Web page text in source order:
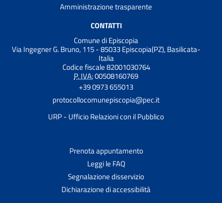
Amministrazione trasparente
CONTATTI
Comune di Episcopia
Via Ingegner G. Bruno, 115 - 85033 Episcopia(PZ), Basilicata-
Italia
Codice fiscale 82001030764
P. IVA:00508160769
+39 0973 655013
protocollocomunepiscopia@pec.it
URP - Ufficio Relazioni con il Pubblico
Prenota appuntamento
Leggi le FAQ
Segnalazione disservizio
Dichiarazione di accessibilità